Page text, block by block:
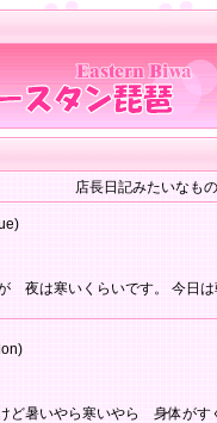
店長日記みたいなも
夜は寒いくらいです。 今日は
ど暑いやら寒いやら 身体が